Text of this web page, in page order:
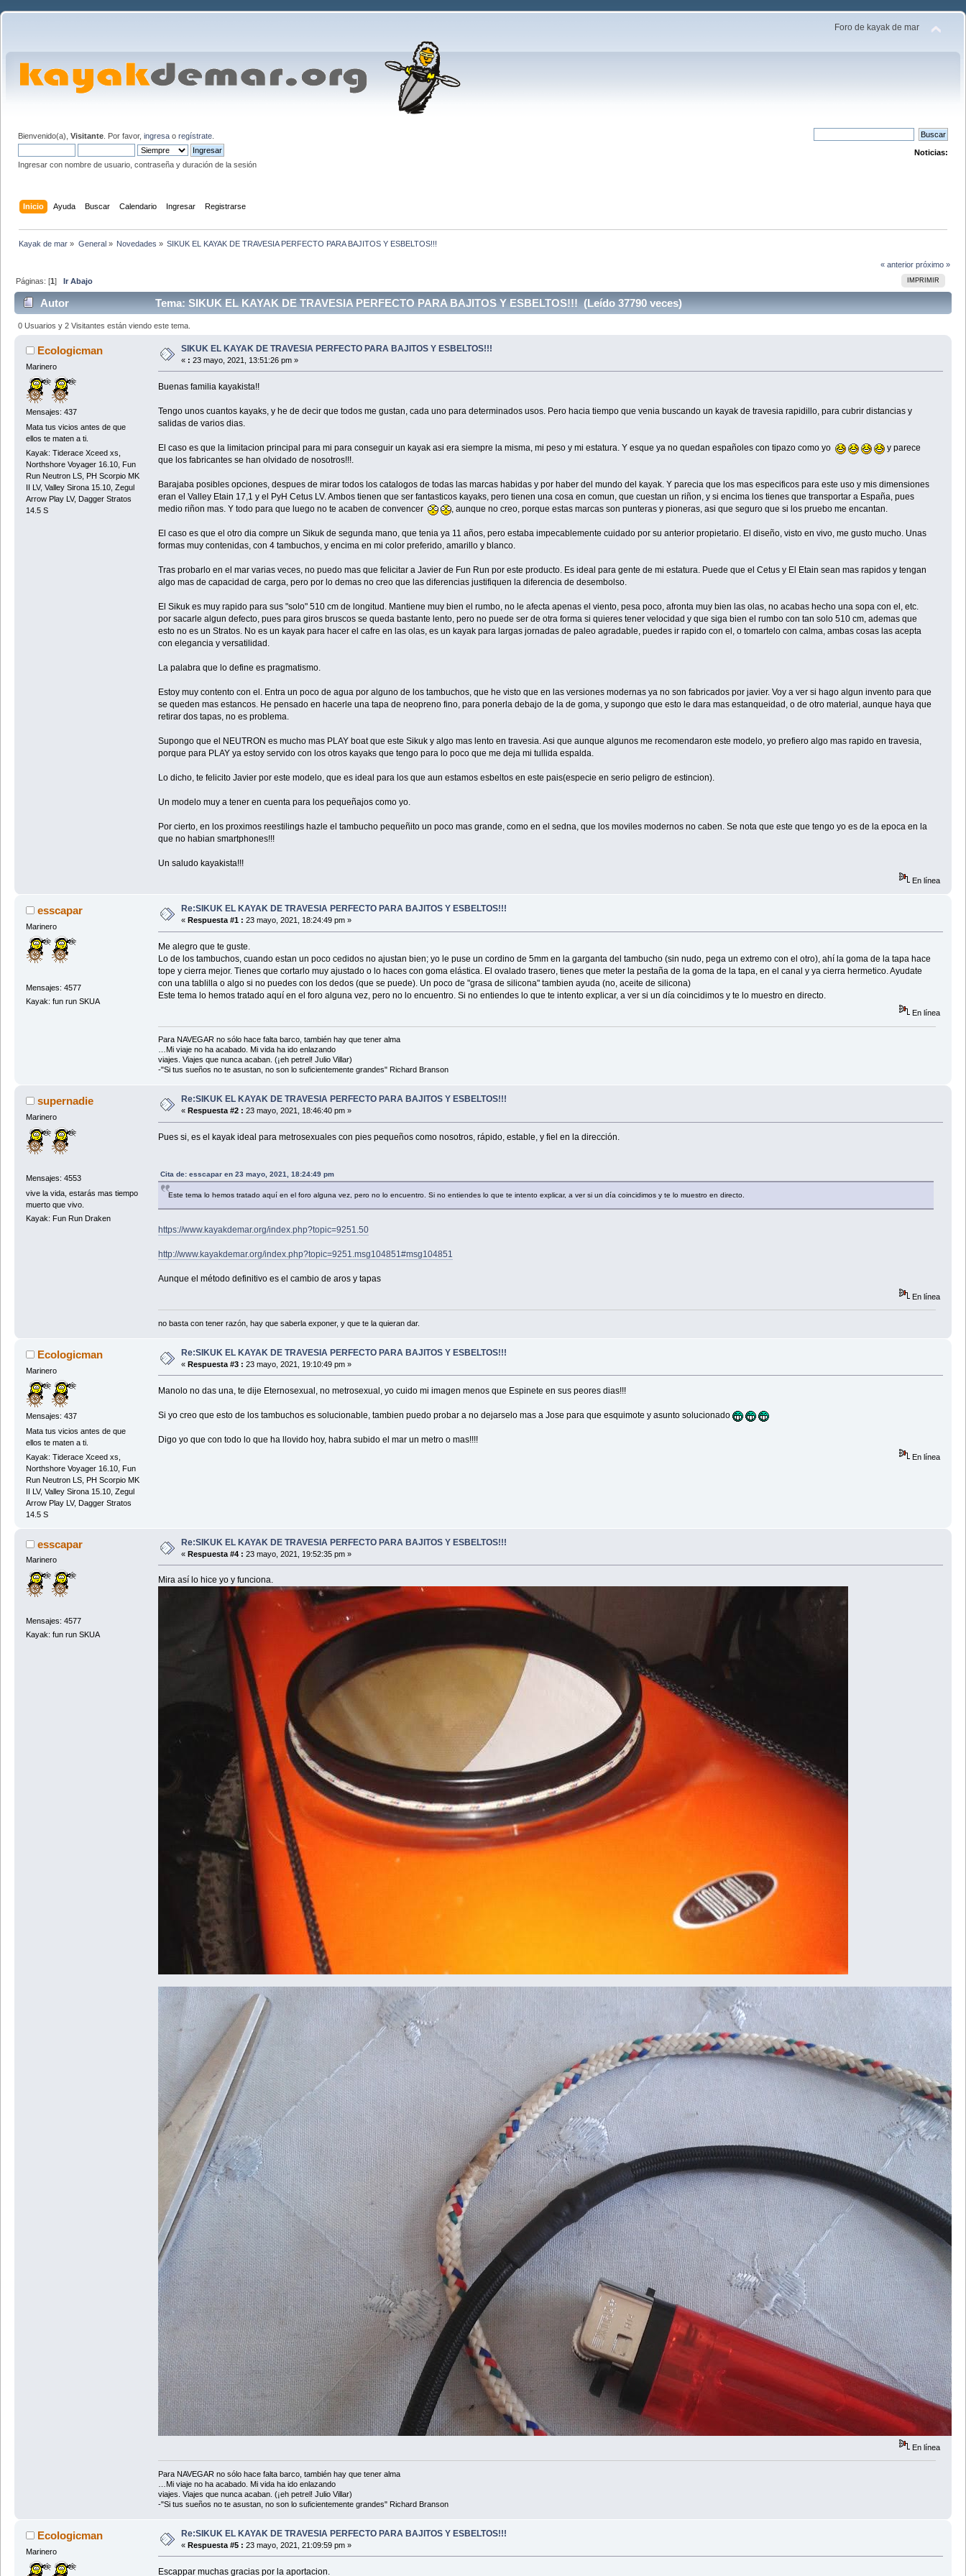
Foro de kayak de mar
Bienvenido(a), Visitante . Por favor, ingresa o regístrate
Ingresar con nombre de usuario, contraseña y duración de la sesión
Noticias:
Inicio Ayuda Buscar Calendario Ingresar Registrarse
Kayak de mar » General» Novedades » SIKUK EL KAYAK DE TRAVESIA PERFECTO PARA BAJITOS Y ESBELTOS!!!
« anterior próximo »
IMPRIMIR
Páginas: [1]Ir Abajo
Autor Tema: SIKUK EL KAYAK DE TRAVESIA PERFECTO PARA BAJITOS Y ESBELTOS!!! (Leído 37790 veces)
0 Usuarios y 2 Visitantes están viendo este tema.
Ecologicman
Marinero
Mensajes: 437
Mata tus vicios antes de que
ellos te maten a ti.
Kayak: Tiderace Xceed xs,
Northshore Voyager 16.10, Fun
Run Neutron LS, PH Scorpio MK
II LV, Valley Sirona 15.10, Zegul
Arrow Play LV, Dagger Stratos
14.5 S
SIKUK EL KAYAK DE TRAVESIA PERFECTO PARA BAJITOS Y ESBELTOS!!!
« : 23 mayo, 2021, 13:51:26 pm »
Buenas familia kayakista!!
Tengo unos cuantos kayaks, y he de decir que todos me gustan, cada uno para determinados usos. Pero hacia tiempo que venia buscando un kayak de travesia rapidillo, para cubrir distancias y
salidas de varios dias.
El caso es que la limitacion principal para mi para conseguir un kayak asi era siempre la misma, mi peso y mi estatura. Y esque ya no quedan españoles con tipazo como yo
y parece
que los fabricantes se han olvidado de nosotros!!!.
Barajaba posibles opciones, despues de mirar todos los catalogos de todas las marcas habidas y por haber del mundo del kayak. Y parecia que los mas especificos para este uso y mis dimensiones
eran el Valley Etain 17,1 y el PyH Cetus LV. Ambos tienen que ser fantasticos kayaks, pero tienen una cosa en comun, que cuestan un riñon, y si encima los tienes que transportar a España, pues
medio riñon mas. Y todo para que luego no te acaben de convencer
, aunque no creo, porque estas marcas son punteras y pioneras, asi que seguro que si los pruebo me encantan.
El caso es que el otro dia compre un Sikuk de segunda mano, que tenia ya 11 años, pero estaba impecablemente cuidado por su anterior propietario. El diseño, visto en vivo, me gusto mucho. Unas
formas muy contenidas, con 4 tambuchos, y encima en mi color preferido, amarillo y blanco.
Tras probarlo en el mar varias veces, no puedo mas que felicitar a Javier de Fun Run por este producto. Es ideal para gente de mi estatura. Puede que el Cetus y El Etain sean mas rapidos y tengan
algo mas de capacidad de carga, pero por lo demas no creo que las diferencias justifiquen la diferencia de desembolso.
El Sikuk es muy rapido para sus "solo" 510 cm de longitud. Mantiene muy bien el rumbo, no le afecta apenas el viento, pesa poco, afronta muy bien las olas, no acabas hecho una sopa con el, etc.
por sacarle algun defecto, pues para giros bruscos se queda bastante lento, pero no puede ser de otra forma si quieres tener velocidad y que siga bien el rumbo con tan solo 510 cm, ademas que
esto no es un Stratos. No es un kayak para hacer el cafre en las olas, es un kayak para largas jornadas de paleo agradable, puedes ir rapido con el, o tomartelo con calma, ambas cosas las acepta
con elegancia y versatilidad.
La palabra que lo define es pragmatismo.
Estoy muy contento con el. Entra un poco de agua por alguno de los tambuchos, que he visto que en las versiones modernas ya no son fabricados por javier. Voy a ver si hago algun invento para que
se queden mas estancos. He pensado en hacerle una tapa de neopreno fino, para ponerla debajo de la de goma, y supongo que esto le dara mas estanqueidad, o de otro material, aunque haya que
retirar dos tapas, no es problema.
Supongo que el NEUTRON es mucho mas PLAY boat que este Sikuk y algo mas lento en travesia. Asi que aunque algunos me recomendaron este modelo, yo prefiero algo mas rapido en travesia,
porque para PLAY ya estoy servido con los otros kayaks que tengo para lo poco que me deja mi tullida espalda.
Lo dicho, te felicito Javier por este modelo, que es ideal para los que aun estamos esbeltos en este pais(especie en serio peligro de estincion).
Un modelo muy a tener en cuenta para los pequeñajos como yo.
Por cierto, en los proximos reestilings hazle el tambucho pequeñito un poco mas grande, como en el sedna, que los moviles modernos no caben. Se nota que este que tengo yo es de la epoca en la
que no habian smartphones!!!
Un saludo kayakista!!!
En línea
esscapar
Marinero
Mensajes: 4577
Kayak: fun run SKUA
Re:SIKUK EL KAYAK DE TRAVESIA PERFECTO PARA BAJITOS Y ESBELTOS!!!
« Respuesta #1 : 23 mayo, 2021, 18:24:49 pm »
Me alegro que te guste.
Lo de los tambuchos, cuando estan un poco cedidos no ajustan bien; yo le puse un cordino de 5mm en la garganta del tambucho (sin nudo, pega un extremo con el otro), ahí la goma de la tapa hace
tope y cierra mejor. Tienes que cortarlo muy ajustado o lo haces con goma elástica. El ovalado trasero, tienes que meter la pestaña de la goma de la tapa, en el canal y ya cierra hermetico. Ayudate
con una tablilla o algo si no puedes con los dedos (que se puede). Un poco de "grasa de silicona" tambien ayuda (no, aceite de silicona)
Este tema lo hemos tratado aquí en el foro alguna vez, pero no lo encuentro. Si no entiendes lo que te intento explicar, a ver si un día coincidimos y te lo muestro en directo.
En línea
Para NAVEGAR no sólo hace falta barco, también hay que tener alma
…Mi viaje no ha acabado. Mi vida ha ido enlazando
viajes. Viajes que nunca acaban. (¡eh petrel! Julio Villar)
-"Si tus sueños no te asustan, no son lo suficientemente grandes" Richard Branson
supernadie
Marinero
Mensajes: 4553
vive la vida, estarás mas tiempo
muerto que vivo.
Kayak: Fun Run Draken
Re:SIKUK EL KAYAK DE TRAVESIA PERFECTO PARA BAJITOS Y ESBELTOS!!!
« Respuesta #2 : 23 mayo, 2021, 18:46:40 pm »
Pues si, es el kayak ideal para metrosexuales con pies pequeños como nosotros, rápido, estable, y fiel en la dirección.
Cita de: esscapar en 23 mayo, 2021, 18:24:49 pm
Este tema lo hemos tratado aquí en el foro alguna vez, pero no lo encuentro. Si no entiendes lo que te intento explicar, a ver si un día coincidimos y te lo muestro en directo.
https://www.kayakdemar.org/index.php?topic=9251.50
http://www.kayakdemar.org/index.php?topic=9251.msg104851#msg104851
Aunque el método definitivo es el cambio de aros y tapas
En línea
no basta con tener razón, hay que saberla exponer, y que te la quieran dar.
Ecologicman
Marinero
Mensajes: 437
Mata tus vicios antes de que
ellos te maten a ti.
Kayak: Tiderace Xceed xs,
Northshore Voyager 16.10, Fun
Run Neutron LS, PH Scorpio MK
II LV, Valley Sirona 15.10, Zegul
Arrow Play LV, Dagger Stratos
14.5 S
Re:SIKUK EL KAYAK DE TRAVESIA PERFECTO PARA BAJITOS Y ESBELTOS!!!
« Respuesta #3 : 23 mayo, 2021, 19:10:49 pm »
Manolo no das una, te dije Eternosexual, no metrosexual, yo cuido mi imagen menos que Espinete en sus peores dias!!!
Si yo creo que esto de los tambuchos es solucionable, tambien puedo probar a no dejarselo mas a Jose para que esquimote y asunto solucionado
Digo yo que con todo lo que ha llovido hoy, habra subido el mar un metro o mas!!!!
En línea
esscapar
Marinero
Mensajes: 4577
Kayak: fun run SKUA
Re:SIKUK EL KAYAK DE TRAVESIA PERFECTO PARA BAJITOS Y ESBELTOS!!!
« Respuesta #4 : 23 mayo, 2021, 19:52:35 pm »
Mira así lo hice yo y funciona.
En línea
Para NAVEGAR no sólo hace falta barco, también hay que tener alma
…Mi viaje no ha acabado. Mi vida ha ido enlazando
viajes. Viajes que nunca acaban. (¡eh petrel! Julio Villar)
-"Si tus sueños no te asustan, no son lo suficientemente grandes" Richard Branson
Ecologicman
Marinero
Re:SIKUK EL KAYAK DE TRAVESIA PERFECTO PARA BAJITOS Y ESBELTOS!!!
« Respuesta #5 : 23 mayo, 2021, 21:09:59 pm »
Escappar muchas gracias por la aportacion.